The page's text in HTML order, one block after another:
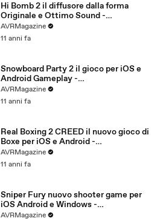
Hi Bomb 2 il diffusore dalla forma
Originale e Ottimo Sound -
AVRMagazine.com
AVRMagazine
11 anni fa
Snowboard Party 2 il gioco per iOS e
Android Gameplay -
AVRMagazine.com (720p)
AVRMagazine
11 anni fa
Real Boxing 2 CREED il nuovo gioco di
Boxe per iOS e Android -
AVRMagazine.com
AVRMagazine
11 anni fa
Sniper Fury nuovo shooter game per
iOS Android e Windows -
AVRMagazine.com
AVRMagazine